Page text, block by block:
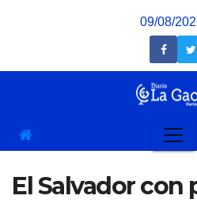
09/08/
El Salvador con